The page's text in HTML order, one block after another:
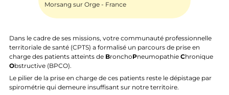
Morsang sur Orge - France
Dans le cadre de ses missions, votre communauté professionnelle
territoriale de santé (CPTS) a formalisé un parcours de prise en
charge des patients atteints de BronchoPneumopathie Chronique
Obstructive (BPCO).
Le pilier de la prise en charge de ces patients reste le dépistage par
spirométrie qui demeure insuffisant sur notre territoire.